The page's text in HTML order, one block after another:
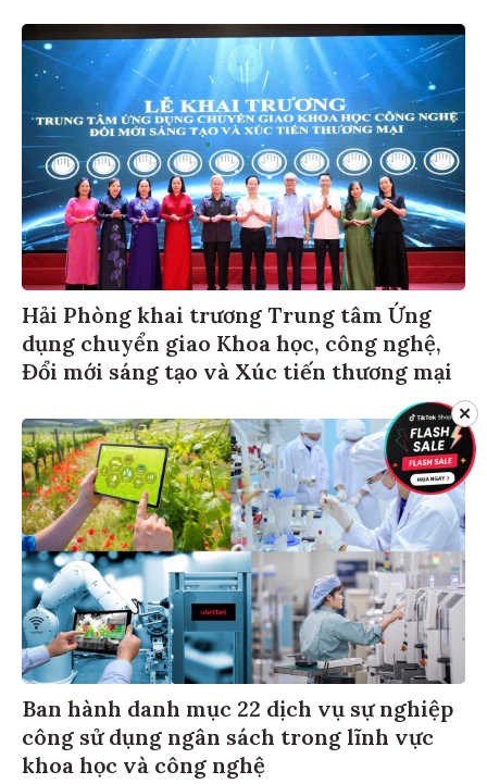
Hải Phòng khai trương Trung tâm Ứng
dụng chuyển giao Khoa học, công nghệ,
Đổi mới sáng tạo và Xúc tiến thương mại
Ban hành danh mục 22 dịch vụ sự nghiệp
công sử dụng ngân sách trong lĩnh vực
khoa học và công nghệ
✕